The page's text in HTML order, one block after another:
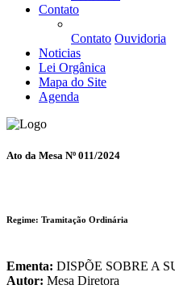
Contato
Contato Ouvidoria
Noticias
Lei Orgânica
Mapa do Site
Agenda
Ato da Mesa Nº 011/2024
Regime: Tramitação Ordinária
Ementa: DISPÕE SOBRE A
Autor: Mesa Diretora